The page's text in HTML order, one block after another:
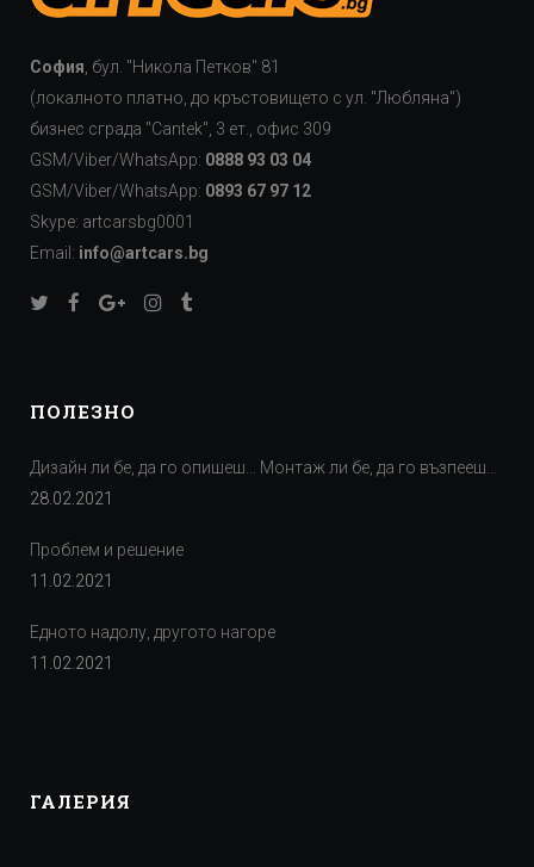
София , бул. "Никола Петков" 81
(локалното платно, до кръстовището с ул. "Любляна")
бизнес сграда "Cаntek", 3 ет., офис 309
GSM/Viber/WhatsApp: 0888 93 03 04
GSM/Viber/WhatsApp: 0893 67 97 12
Skype: artcarsbg0001
Email: info@artcars.bg
ПОЛЕЗНО
Дизайн ли бе, да го опишеш… Монтаж ли бе, да го възпееш…
28.02.2021
Проблем и решение
11.02.2021
Едното надолу, другото нагоре
11.02.2021
ГАЛЕРИЯ